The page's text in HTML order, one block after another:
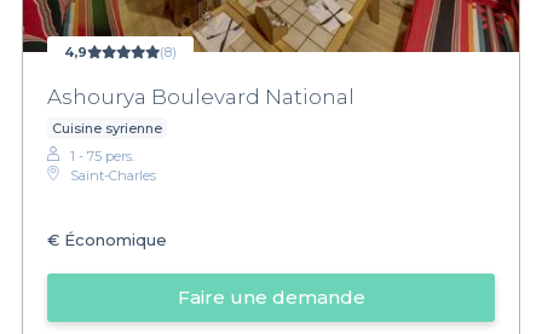
4,9 (8)
Ashourya Boulevard National
Cuisine syrienne
1 - 75 pers.
Saint-Charles
€ Économique
Faire une demande